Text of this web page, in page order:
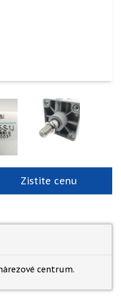
Zistite cenu
centrum.